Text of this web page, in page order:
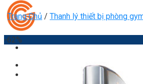
Trang Chủ / Thanh lý thiết bị phòng
-62%